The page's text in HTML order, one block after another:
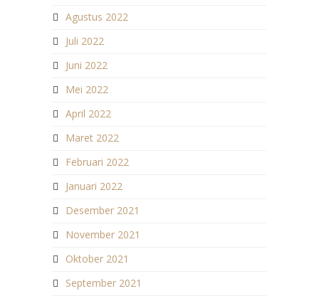
Agustus 2022
Juli 2022
Juni 2022
Mei 2022
April 2022
Maret 2022
Februari 2022
Januari 2022
Desember 2021
November 2021
Oktober 2021
September 2021